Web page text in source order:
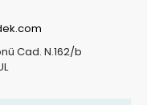
Cad. N.162/b